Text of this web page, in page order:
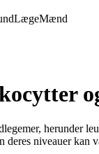
LægeMænd
herunder
deres niveauer kan